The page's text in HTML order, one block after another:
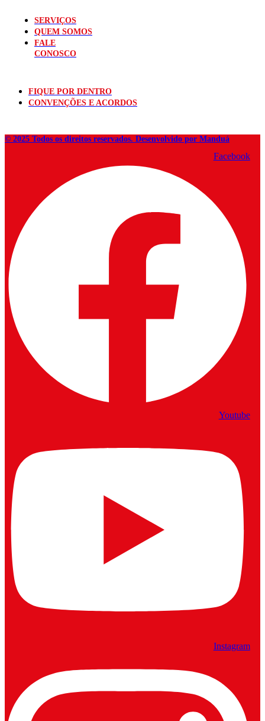
SERVIÇOS
QUEM SOMOS
FALE
CONOSCO
FIQUE POR DENTRO
CONVENÇÕES E ACORDOS
© 2025 Todos os direitos reservados. Desenvolvido por Manduá
Facebook
Youtube
Instagram